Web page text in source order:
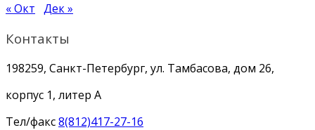
« Окт Дек »
Контакты
198259, Санкт-Петербург, ул. Тамбасова, дом 26,
корпус 1, литер А
Тел/факс8(812)417-27-16